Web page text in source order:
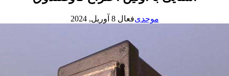
موحدیفعال 8 آوریل, 2024